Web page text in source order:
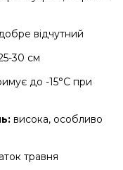
відчутний
30 см
до -15°C при
висока, особливо
травня